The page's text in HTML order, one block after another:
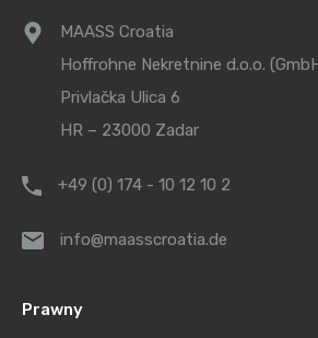
MAASS Croatia
Hoffrohne Nekretnine d.o.o.
Privlačka Ulica 6
HR – 23000 Zadar
+49 (0) 174 - 10 12 10 2
info@maasscroatia.de
Prawny